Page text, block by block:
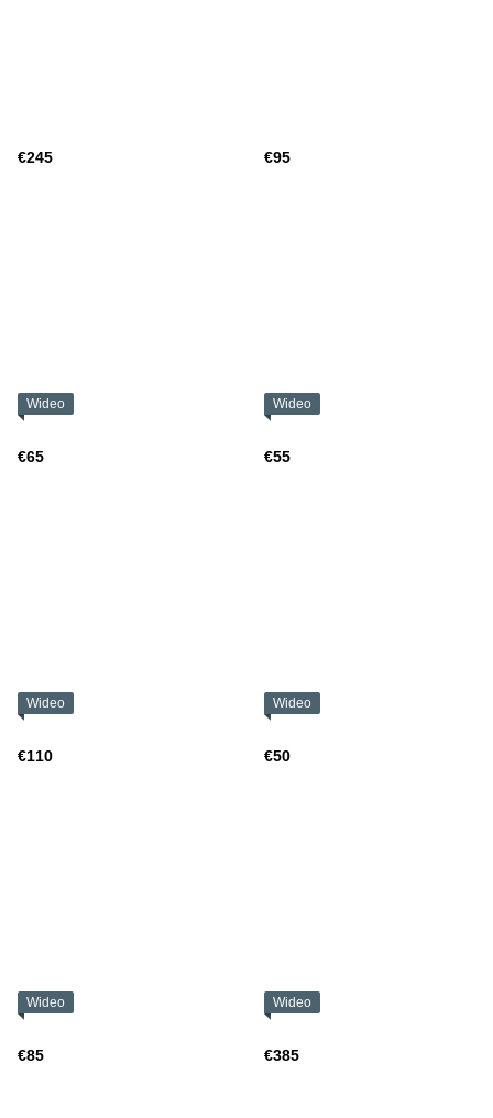
€245 €95
Wideo
€65
Wideo
€55
Wideo
€110
Wideo
€50
Wideo
€85
Wideo
€385